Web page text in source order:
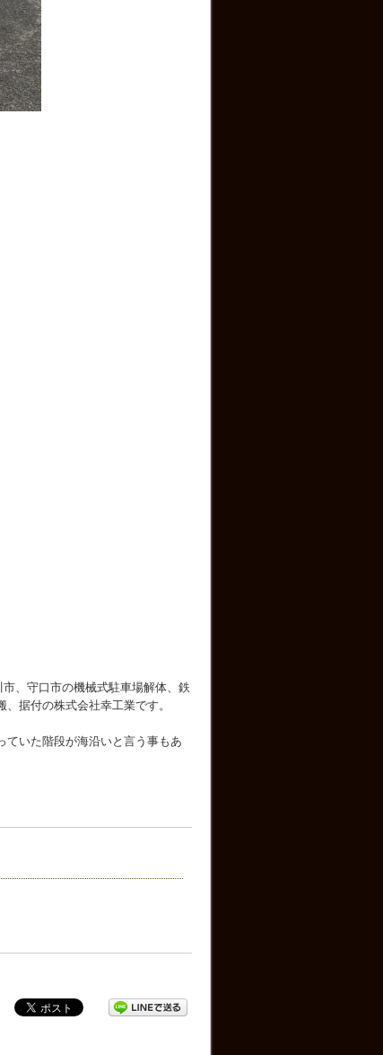
市、守口市の機械式駐車場解体、鉄
据付の株式会社幸工業です。
ていた階段が海沿いと言う事もあ